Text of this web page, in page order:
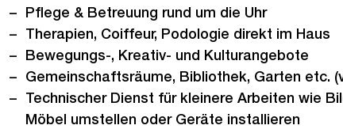
Pflege & Betreuung rund um die Uhr
Therapien, Coiffeur, Podologie direkt im Haus
Bewegungs-, Kreativ- und Kulturangebote
Gemeinschaftsräume, Bibliothek, Garten etc.
Technischer Dienst für kleinere Arbeiten wie
Möbel umstellen oder Geräte installieren